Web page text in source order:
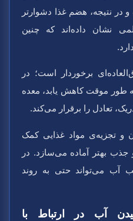
نتیجه، هضم غذا دشوارتر
نشان داده‌اند که چنین
برخوردار است؛ در
طور موقت کاهش یابد، معده
تعادل را برقرار می‌کند.
و تجزیه‌ی مواد غذایی کمک
بهتر آماده می‌سازد. در
آب می‌تواند حتی به روند
آب در ارتباط با